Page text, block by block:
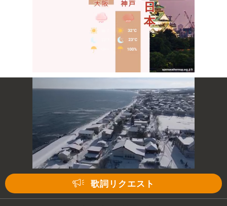
Mute
次の動画まで 3 キャンセル
歌詞リクエスト